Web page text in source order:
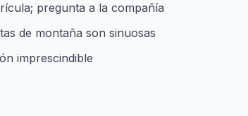
pregunta a la compañía
de montaña son sinuosas
imprescindible